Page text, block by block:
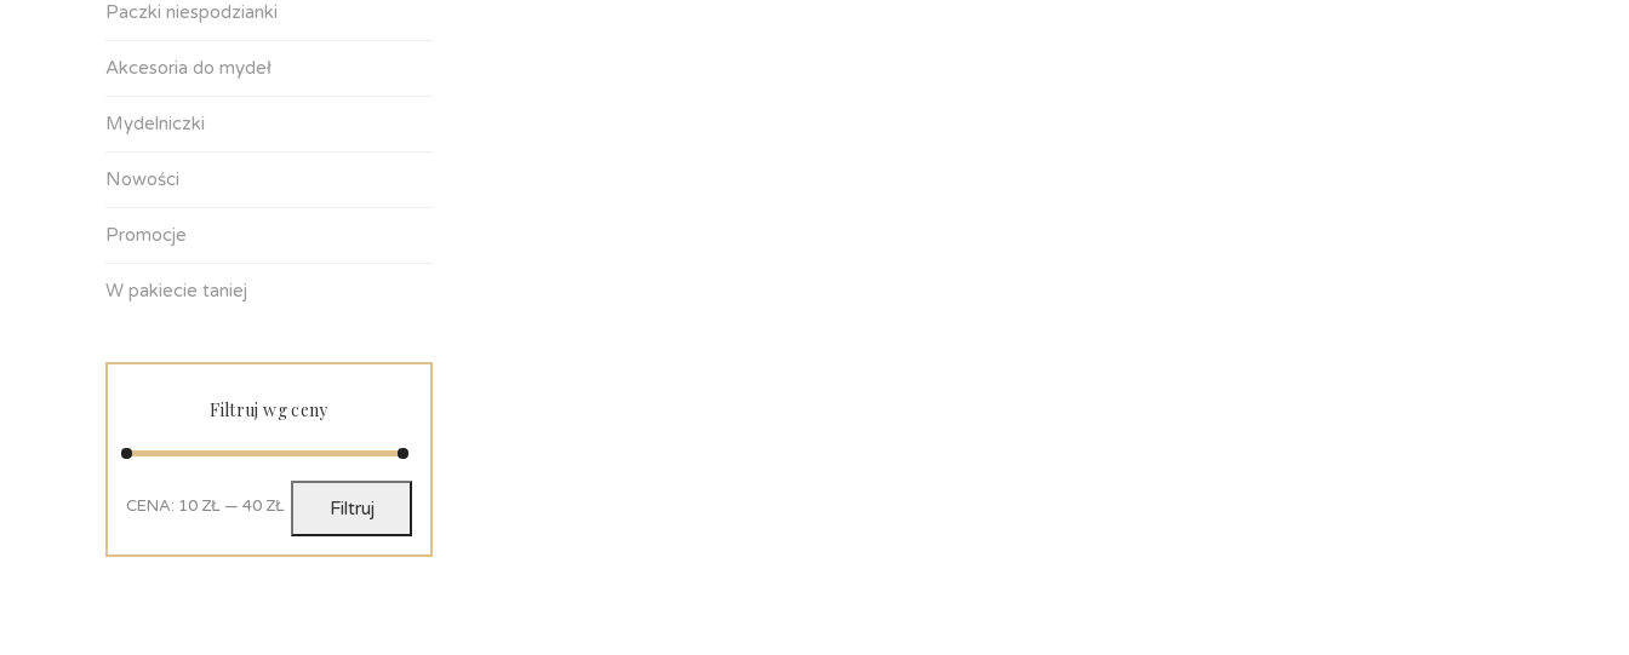
Paczki niespodzianki
Akcesoria do mydeł
Mydelniczki
Nowości
Promocje
W pakiecie taniej
Filtruj wg ceny
Filtruj
CENA: 10 ZŁ — 40 ZŁ